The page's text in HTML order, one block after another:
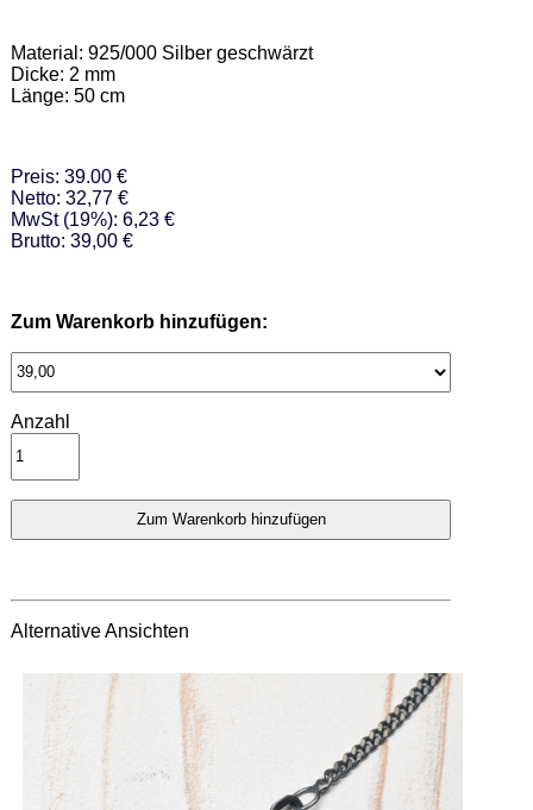
Material: 925/000 Silber geschwärzt
Dicke: 2 mm
Länge: 50 cm
Preis: 39.00 €
Netto: 32,77 €
MwSt (19%): 6,23 €
Brutto: 39,00 €
Zum Warenkorb hinzufügen:
Anzahl
Alternative Ansichten